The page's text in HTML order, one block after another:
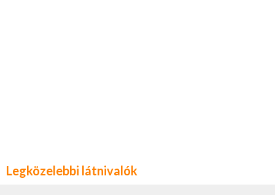
Legközelebbi látnivalók